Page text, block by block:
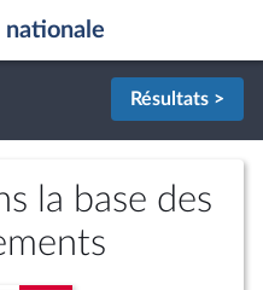
nationale
Résultats >
la base des